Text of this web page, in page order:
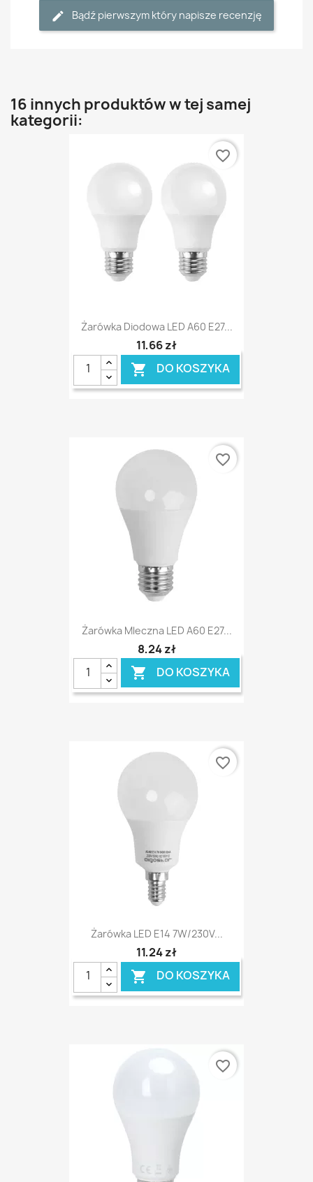
Bądź pierwszym który napisze recenzję
16 innych produktów w tej samej
kategorii:
Żarówka Diodowa LED A60 E27...
11,66 zł
 DO KOSZYKA
favorite_border
Żarówka Mleczna LED A60 E27...
8,24 zł
 DO KOSZYKA
favorite_border
Żarówka LED E14 7W/230V...
11,24 zł
 DO KOSZYKA
favorite_border
favorite_border